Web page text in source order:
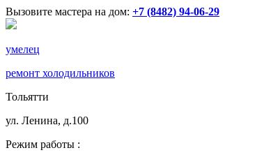
Вызовите мастера на дом: +7 (8482) 94-06-29
умелец
ремонт холодильников
Тольятти
ул. Ленина, д.100
Режим работы :